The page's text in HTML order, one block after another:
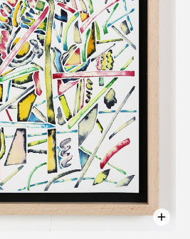
ェア
5｣ | TEZUKAYAMA
| BLOCK HOUSE
AISHONANZUKA 香港
2022 | The Sherwood
TEZUKAYAMA
田周平×小池一馬 | 日本橋
京